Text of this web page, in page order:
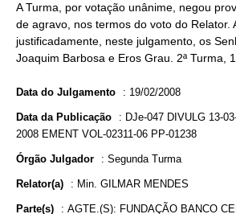
A Turma, por votação unânime, negou
de agravo, nos termos do voto do Relator.
justificadamente, neste julgamento, os
Joaquim Barbosa e Eros Grau. 2ª Turma,
Data do Julgamento : 19/02/2008
Data da Publicação : DJe-047 DIVULG 13-
2008 EMENT VOL-02311-06 PP-01238
Órgão Julgador : Segunda Turma
Relator(a) : Min. GILMAR MENDES
Parte(s) : AGTE.(S): FUNDAÇÃO BANCO